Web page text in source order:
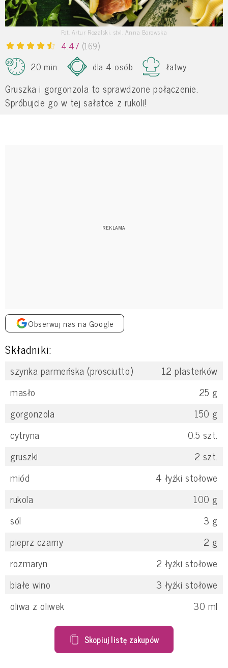
Fot. Artur Rogalski, styl. Anna Borowska
4.47 (169)
20 min.
dla 4 osób łatwy
Gruszka i gorgonzola to sprawdzone połączenie.
Spróbujcie go w tej sałatce z rukoli!
Obserwuj nas na Google
Składniki:
szynka parmeńska (prosciutto) 12 plasterków
masło
25 g
gorgonzola
150 g
cytryna
0.5 szt.
gruszki
2 szt.
miód
4 łyżki stołowe
rukola
100 g
sól
3 g
pieprz czarny
2 g
rozmaryn
2 łyżki stołowe
białe wino
3 łyżki stołowe
oliwa z oliwek
30 ml
Skopiuj listę zakupów